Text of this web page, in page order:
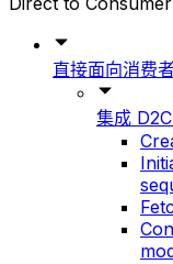
直接面向消费
集成